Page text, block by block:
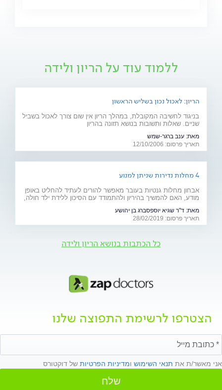
ללמוד עוד על הריון ולידה
הריון: לאכול נכון בשליש הראשון
בניגוד לחשיבה המקובלת, במהלך הריון אין שום צורך לאכול בשביל
שניים. שאלות ותשובות בנושא תזונה בהריון
מאת: ענב ברגר-שמש
תאריך פרסום: 12/10/2006
4 מחלות נדירות שניתן למנוע
אבחון מחלות גנטיות בעובר מאפשר להורים לעתיד להחליט באופן
מודע, האם להמשיך בהיריון ולהתמודד עם הסיכון ללידת ילד חולה,
(28.2)מאת: ד"ר שגיא יוספסברג בן יהושע
תאריך פרסום: 28/02/2019
כל הכתבות בנושא הריון ולידה
הצטרפו לרשימת התפוצה שלנו
אני מאשר/ת את תנאי השימוש ומדיניות הפרטיות של דוקטורס
שלח